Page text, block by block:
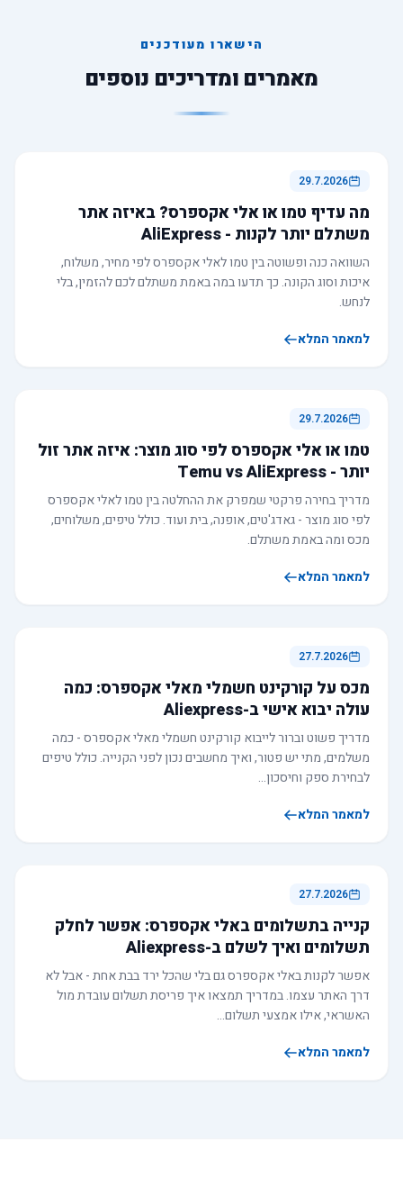
הישארו מעודכנים
מאמרים ומדריכים נוספים
29.7.2026
מה עדיף טמו או אלי אקספרס? באיזה אתר
משתלם יותר לקנות - AliExpress
השוואה כנה ופשוטה בין טמו לאלי אקספרס לפי מחיר, משלוח,
איכות וסוג הקונה. כך תדעו במה באמת משתלם לכם להזמין, בלי
לנחש.
למאמר המלא
29.7.2026
טמו או אלי אקספרס לפי סוג מוצר: איזה אתר זול
יותר - Temu vs AliExpress
מדריך בחירה פרקטי שמפרק את ההחלטה בין טמו לאלי אקספרס
לפי סוג מוצר - גאדג'טים, אופנה, בית ועוד. כולל טיפים, משלוחים,
מכס ומה באמת משתלם.
למאמר המלא
27.7.2026
מכס על קורקינט חשמלי מאלי אקספרס: כמה
עולה יבוא אישי ב-Aliexpress
מדריך פשוט וברור לייבוא קורקינט חשמלי מאלי אקספרס - כמה
משלמים, מתי יש פטור, ואיך מחשבים נכון לפני הקנייה. כולל טיפים
לבחירת ספק וחיסכון…
למאמר המלא
27.7.2026
קנייה בתשלומים באלי אקספרס: אפשר לחלק
תשלומים ואיך לשלם ב-Aliexpress
אפשר לקנות באלי אקספרס גם בלי שהכל ירד בבת אחת - אבל לא
דרך האתר עצמו. במדריך תמצאו איך פריסת תשלום עובדת מול
האשראי, אילו אמצעי תשלום…
למאמר המלא